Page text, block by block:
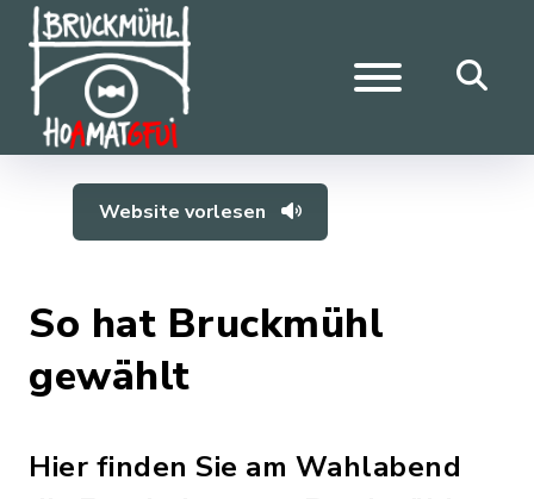
Website vorlesen
So hat Bruckmühl
gewählt
Hier finden Sie am Wahlabend